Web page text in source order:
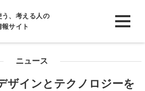
う、考える人の
サイト
ニュース
ザインとテクノロジーを